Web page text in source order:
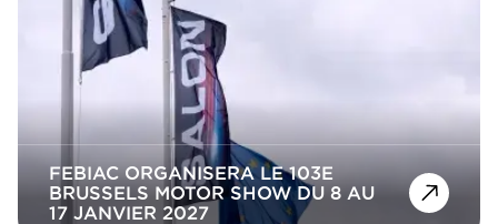
FEBIAC ORGANISERA LE 103E
BRUSSELS MOTOR SHOW DU 8 AU
17 JANVIER 2027